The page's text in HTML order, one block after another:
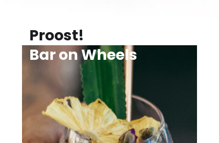
Proost!
Bar on Wheels